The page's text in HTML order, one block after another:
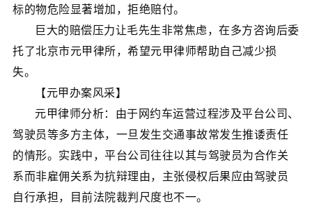
标的物危险显著增加，拒绝赔付。
巨大的赔偿压力让毛先生非常焦虑，在多方咨询后委
托了北京市元甲律所，希望元甲律师帮助自己减少损
失。
【元甲办案风采】
元甲律师分析：由于网约车运营过程涉及平台公司、
驾驶员等多方主体，一旦发生交通事故常发生推诿责任
的情形。实践中，平台公司往往以其与驾驶员为合作关
系而非雇佣关系为抗辩理由，主张侵权后果应由驾驶员
自行承担，目前法院裁判尺度也不一。